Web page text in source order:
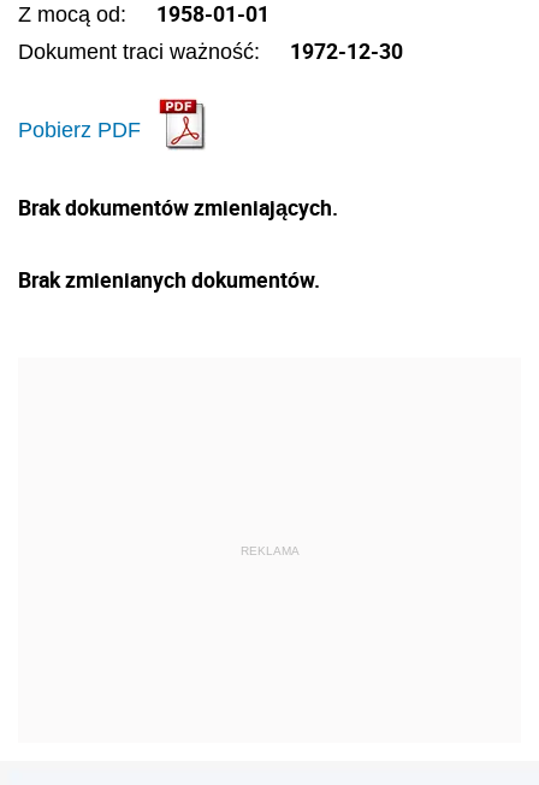
Z mocą od: 1958-01-01
Dokument traci ważność: 1972-12-30
Pobierz PDF
Brak dokumentów zmieniających.
Brak zmienianych dokumentów.